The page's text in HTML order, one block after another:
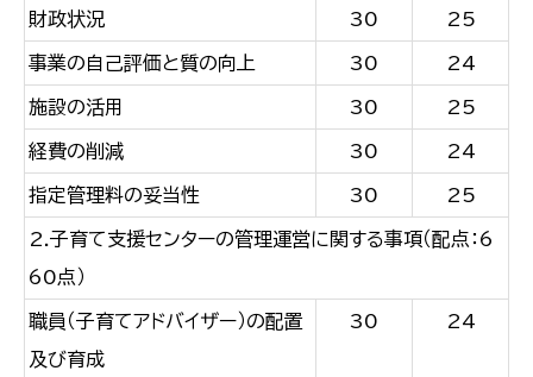
財政状況 30 25
事業の自己評価と質の向上 30 24
施設の活用 30 25
経費の削減 30 24
指定管理料の妥当性 30 25
2.子育て支援センターの管理運営に関する事項（配点：6
60点）
職員（子育てアドバイザー）の配置
及び育成
30 24